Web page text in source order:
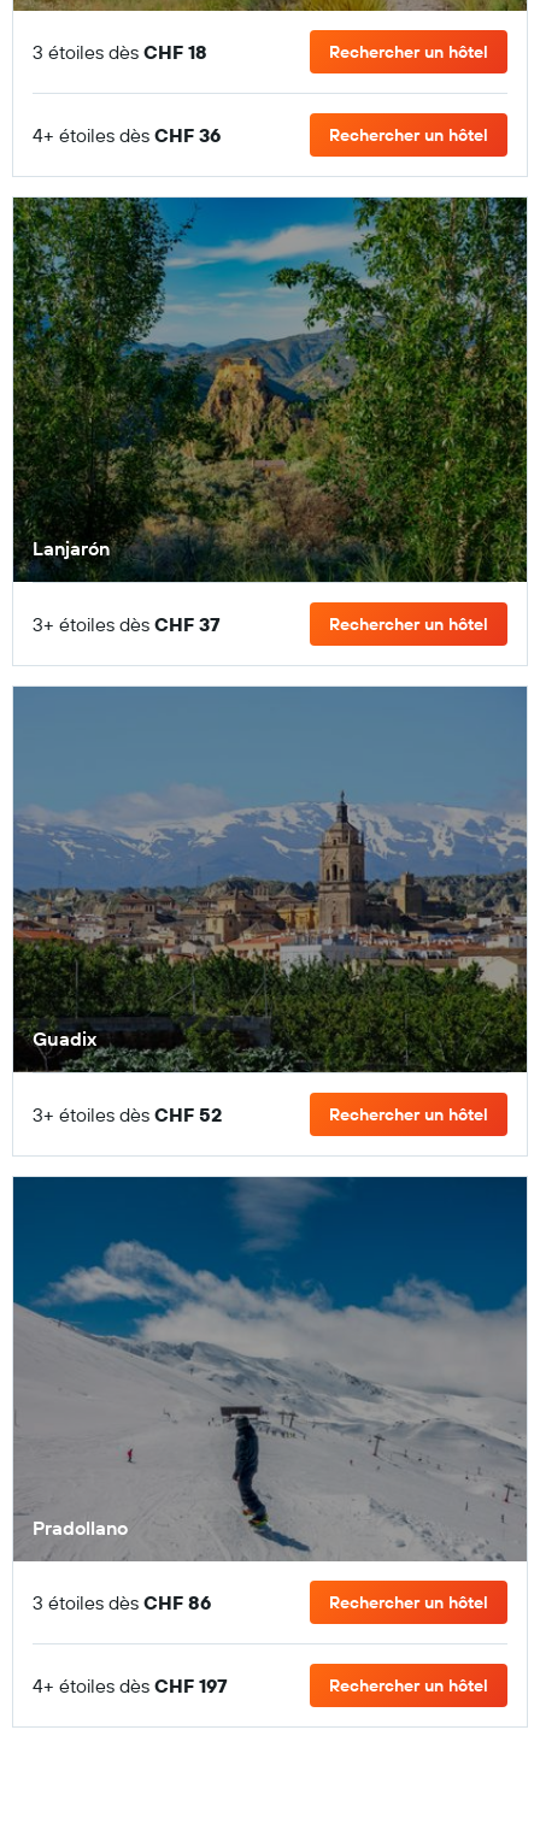
3 étoiles dès CHF 18 Rechercher un hôtel
4+ étoiles dès CHF 36 Rechercher un hôtel
Lanjarón
3+ étoiles dès CHF 37 Rechercher un hôtel
Guadix
3+ étoiles dès CHF 52 Rechercher un hôtel
Pradollano
3 étoiles dès CHF 86 Rechercher un hôtel
4+ étoiles dès CHF 197 Rechercher un hôtel